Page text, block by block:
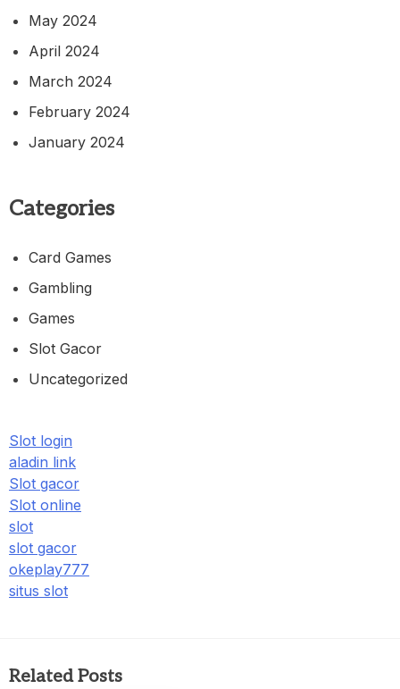
May 2024
April 2024
March 2024
February 2024
January 2024
Categories
Card Games
Gambling
Games
Slot Gacor
Uncategorized
Slot login
aladin link
Slot gacor
Slot online
slot
slot gacor
okeplay777
situs slot
Related Posts